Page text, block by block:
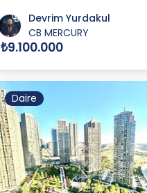
Devrim Yurdakul
CB MERCURY
₺9.100.000
Daire